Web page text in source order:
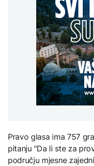
Pravo glasa ima 757
pitanju "Da li ste za
području mjesne